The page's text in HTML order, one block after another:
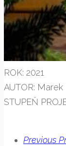
ROK: 2021
AUTOR:
STUPEŇ
Previous